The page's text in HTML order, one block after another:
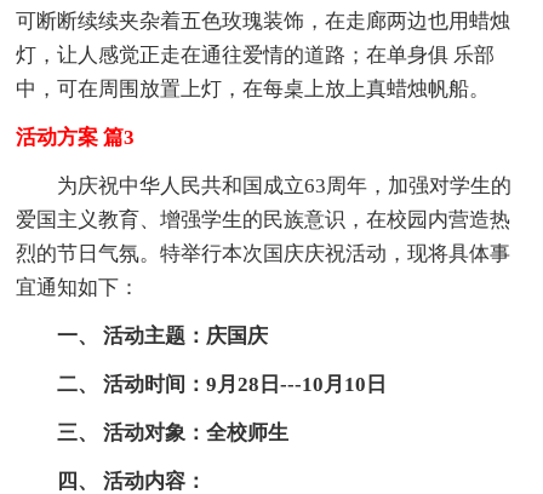
可断断续续夹杂着五色玫瑰装饰，在走廊两边也用蜡烛
灯，让人感觉正走在通往爱情的道路；在单身俱 乐部
中，可在周围放置上灯，在每桌上放上真蜡烛帆船。
活动方案 篇3
为庆祝中华人民共和国成立63周年，加强对学生的
爱国主义教育、增强学生的民族意识，在校园内营造热
烈的节日气氛。特举行本次国庆庆祝活动，现将具体事
宜通知如下：
一、 活动主题：庆国庆
二、 活动时间：9月28日---10月10日
三、 活动对象：全校师生
四、 活动内容：